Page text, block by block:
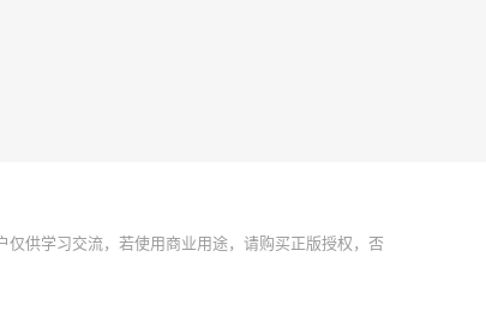
供学习交流，若使用商业用途，请购买正版授权，否